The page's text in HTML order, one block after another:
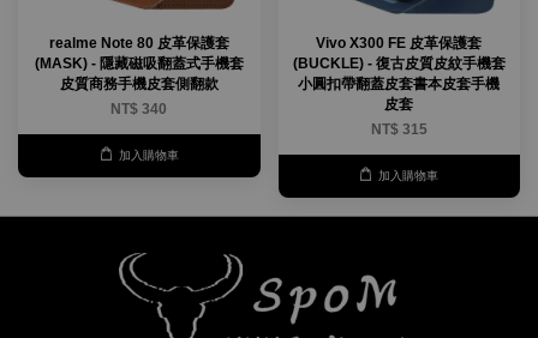
realme Note 80 皮革保護套
(MASK) - 隱藏磁吸翻蓋式手機套
皮質商務手機皮套側翻款
NT$ 340
加入購物車
Vivo X300 FE 皮革保護套
(BUCKLE) - 復古皮質皮紋手機套
小圓扣帶翻蓋皮套書本皮套手機
皮套
NT$ 315
加入購物車